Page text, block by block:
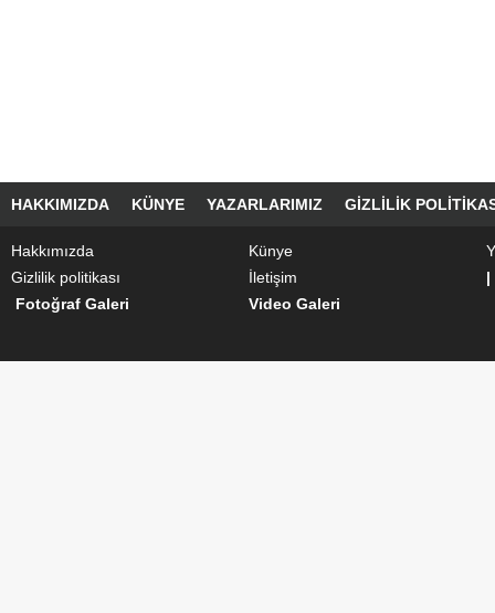
HAKKIMIZDA KÜNYE YAZARLARIMIZ GIZLILIK
Hakkımızda Künye
Gizlilik politikası
İletişim
|
Fotoğraf Galeri
Video Galeri